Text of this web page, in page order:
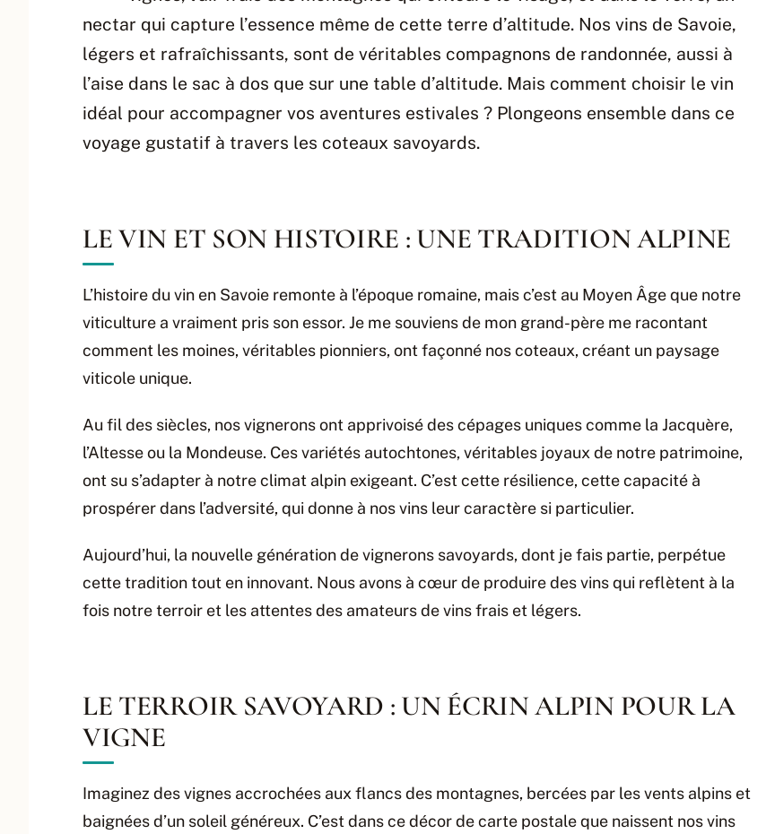
nectar qui capture l’essence même de cette terre d’altitude. Nos vins de Savoie,
légers et rafraîchissants, sont de véritables compagnons de randonnée, aussi à
l’aise dans le sac à dos que sur une table d’altitude. Mais comment choisir le vin
idéal pour accompagner vos aventures estivales ? Plongeons ensemble dans ce
voyage gustatif à travers les coteaux savoyards.
LE VIN ET SON HISTOIRE : UNE TRADITION ALPINE
L’histoire du vin en Savoie remonte à l’époque romaine, mais c’est au Moyen Âge que notre
viticulture a vraiment pris son essor. Je me souviens de mon grand-père me racontant
comment les moines, véritables pionniers, ont façonné nos coteaux, créant un paysage
viticole unique.
Au fil des siècles, nos vignerons ont apprivoisé des cépages uniques comme la Jacquère,
l’Altesse ou la Mondeuse. Ces variétés autochtones, véritables joyaux de notre patrimoine,
ont su s’adapter à notre climat alpin exigeant. C’est cette résilience, cette capacité à
prospérer dans l’adversité, qui donne à nos vins leur caractère si particulier.
Aujourd’hui, la nouvelle génération de vignerons savoyards, dont je fais partie, perpétue
cette tradition tout en innovant. Nous avons à cœur de produire des vins qui reflètent à la
fois notre terroir et les attentes des amateurs de vins frais et légers.
LE TERROIR SAVOYARD : UN ÉCRIN ALPIN POUR LA
VIGNE
Imaginez des vignes accrochées aux flancs des montagnes, bercées par les vents alpins et
baignées d’un soleil généreux. C’est dans ce décor de carte postale que naissent nos vins